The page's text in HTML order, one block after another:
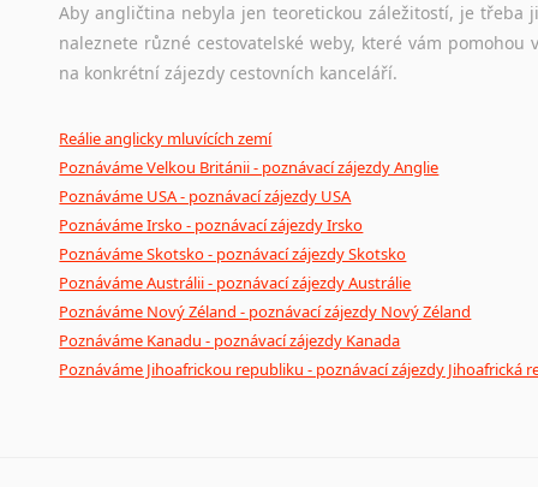
Aby angličtina nebyla jen teoretickou záležitostí, je
naleznete různé cestovatelské weby, které vám
na konkrétní zájezdy cestovních kanceláří.
Reálie anglicky mluvících zemí
Poznáváme Velkou Británii - poznávací zájezdy Anglie
Poznáváme USA - poznávací zájezdy USA
Poznáváme Irsko - poznávací zájezdy Irsko
Poznáváme Skotsko - poznávací zájezdy Skotsko
Poznáváme Austrálii - poznávací zájezdy Austrálie
Poznáváme Nový Zéland - poznávací zájezdy Nový Zéland
Poznáváme Kanadu - poznávací zájezdy Kanada
Poznáváme Jihoafrickou republiku - poznávací zájezdy Jihoafrická